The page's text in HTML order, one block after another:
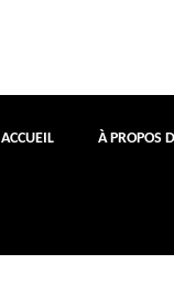
ACCUEIL À PROPOS